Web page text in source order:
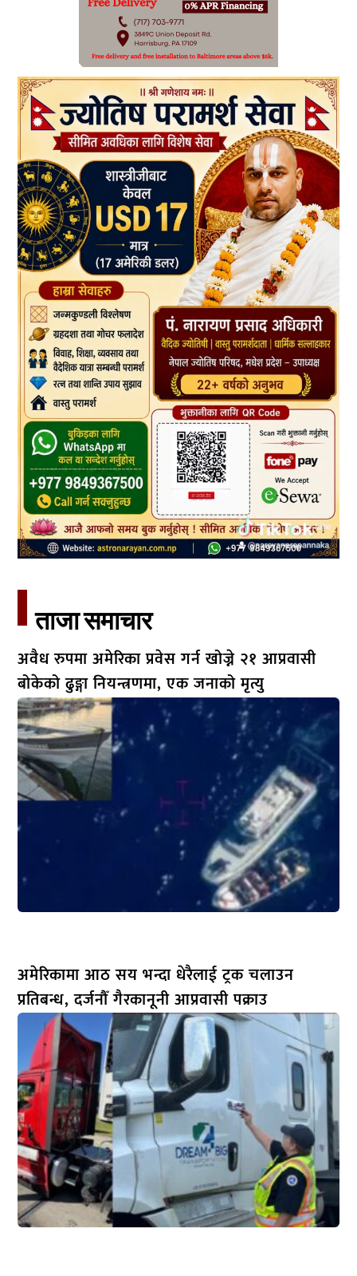
ताजा समाचार​
अवैध रुपमा अमेरिका प्रवेस गर्न खोज्ने २१ आप्रवासी
बोकेको ढुङ्गा नियन्त्रणमा, एक जनाको मृत्यु
अमेरिकामा आठ सय भन्दा धेरैलाई ट्रक चलाउन
प्रतिबन्ध, दर्जनौँ गैरकानूनी आप्रवासी पक्राउ